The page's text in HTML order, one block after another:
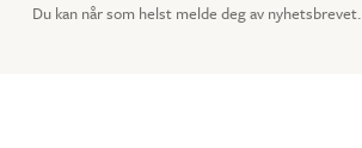
Du kan når som helst melde deg av nyhetsbrevet.